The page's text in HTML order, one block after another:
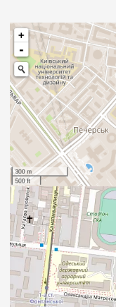
може бути
для
договору);
право
уступлено
Примірного
може бути
порядку та
(п. 3.2.4..
особам)
при
договору);